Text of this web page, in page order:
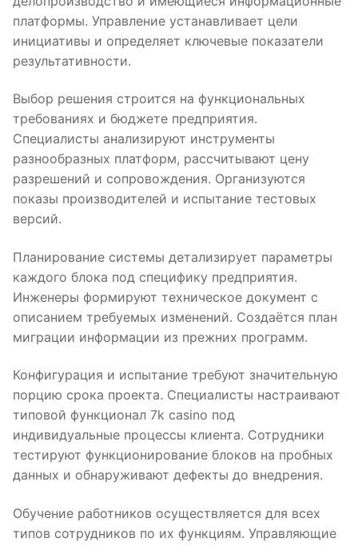
платформы. Управление устанавливает цели
инициативы и определяет ключевые показатели
результативности.
Выбор решения строится на функциональных
требованиях и бюджете предприятия.
Специалисты анализируют инструменты
разнообразных платформ, рассчитывают цену
разрешений и сопровождения. Организуются
показы производителей и испытание тестовых
версий.
Планирование системы детализирует параметры
каждого блока под специфику предприятия.
Инженеры формируют техническое документ с
описанием требуемых изменений. Создаётся план
миграции информации из прежних программ.
Конфигурация и испытание требуют значительную
порцию срока проекта. Специалисты настраивают
типовой функционал 7k casino под
индивидуальные процессы клиента. Сотрудники
тестируют функционирование блоков на пробных
данных и обнаруживают дефекты до внедрения.
Обучение работников осуществляется для всех
типов сотрудников по их функциям. Управляющие